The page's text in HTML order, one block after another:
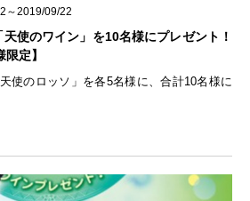
～2019/09/22
使のワイン」を10名様にプレゼント！
定】
使のロッソ」を各5名様に、合計10名様に